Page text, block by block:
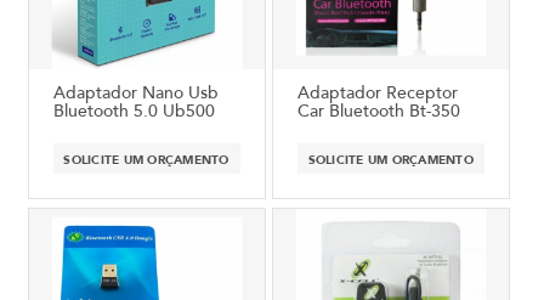
Adaptador Nano Usb
Bluetooth 5.0 Ub500
SOLICITE UM ORÇAMENTO
Adaptador Receptor
Car Bluetooth Bt-350
SOLICITE UM ORÇAMENTO